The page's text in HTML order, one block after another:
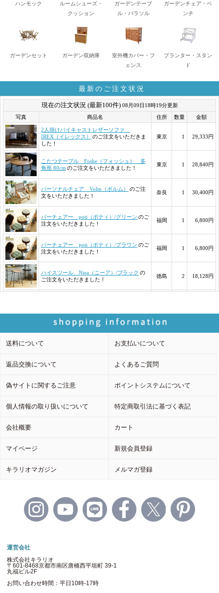
ハンモック
ルームシューズ・
クッション
ガーデンテーブ
ル・パラソル
ガーデンチェア・ベ
ンチ
ガーデンセット ガーデン収納庫
室外機カバー・フ
ェンス
プランター・スタン
ド
最新のご注文状況
送料について お支払いについて
返品交換について よくあるご質問
偽サイトに関するご注意 ポイントシステムについて
個人情報の取り扱いについて 特定商取引法に基づく表記
会社概要 カート
マイページ 新規会員登録
キラリオマガジン メルマガ登録
運営会社
株式会社キラリオ
〒601-8468京都市南区唐橋西平垣町 39-1
丸福ビル2F
お問い合わせ時間：平日10時-17時